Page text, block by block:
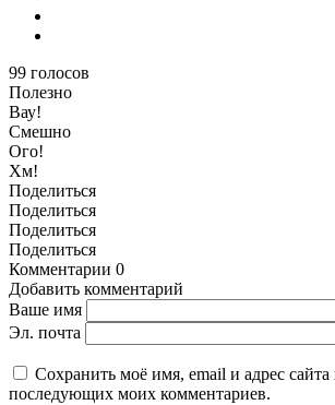
99 голосов
Полезно
Вау!
Смешно
Ого!
Хм!
Поделиться
Поделиться
Поделиться
Поделиться
Комментарии 0
Добавить комментарий
Ваше имя
Эл. почта
Сохранить моё имя, email и адрес сайта
последующих моих комментариев.